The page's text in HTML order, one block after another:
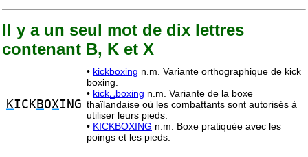
Il y a un seul mot de dix lettres
contenant B, K et X
KICKBOXING
• kickboxing n.m. Variante orthographique de kick
boxing.
• kick␣boxing n.m. Variante de la boxe
thaïlandaise où les combattants sont autorisés à
utiliser leurs pieds.
• KICKBOXING n.m. Boxe pratiquée avec les
poings et les pieds.